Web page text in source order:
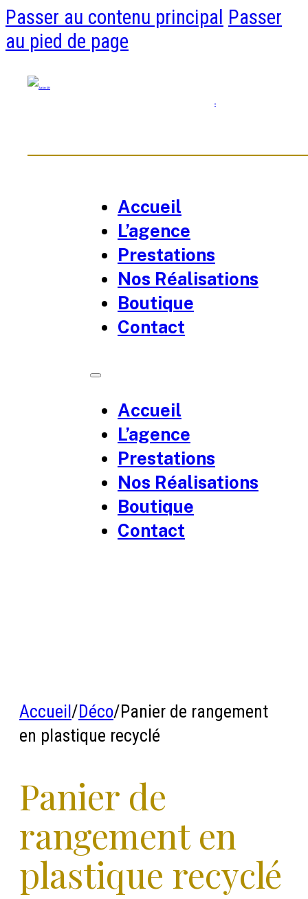
Passer au contenu principal Passer
au pied de page
0
Accueil
L’agence
Prestations
Nos Réalisations
Boutique
Contact
Accueil
L’agence
Prestations
Nos Réalisations
Boutique
Contact
Accueil/Déco/Panier de rangement
en plastique recyclé
Panier de
rangement en
plastique recyclé